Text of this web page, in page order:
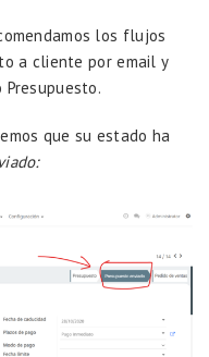
los flujos
a cliente por email y
Presupuesto.
que su estado ha